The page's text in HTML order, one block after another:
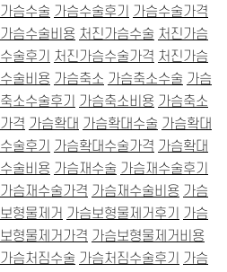
가슴수술 가슴수술후기
가슴수술가격
가슴수술비용 처진가슴수술 처진가슴
수술후기
처진가슴수술가격 처진가슴
수술비용 가슴축소 가슴축소수술 가슴
축소수술후기
가슴축소비용 가슴축소
가격 가슴확대 가슴확대수술 가슴확대
수술후기
가슴확대수술가격 가슴확대
수술비용 가슴재수술 가슴재수술후기
가슴재수술가격 가슴재수술비용 가슴
보형물제거 가슴보형물제거후기
가슴
보형물제거가격 가슴보형물제거비용
가슴처짐수술 가슴처짐수술후기
가슴